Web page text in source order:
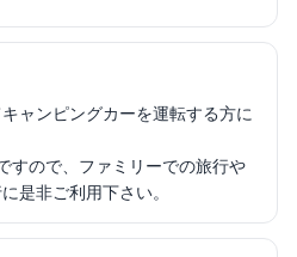
ャンピングカーを運転する方に
すので、ファミリーでの旅行や
是非ご利用下さい。